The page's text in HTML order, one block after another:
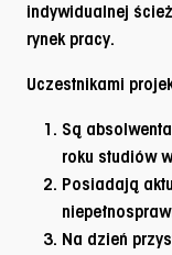
indywidualnej
rynek pracy.
Uczestnikami
Są
roku studiów
Posiadają
Na dzień